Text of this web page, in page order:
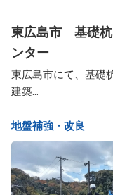
東広島市 基礎
ンター
東広島市にて、基礎
建築...
地盤補強・改良​